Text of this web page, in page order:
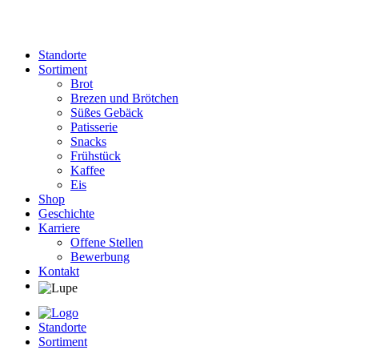
Standorte
Sortiment
Brot
Brezen und Brötchen
Süßes Gebäck
Patisserie
Snacks
Frühstück
Kaffee
Eis
Shop
Geschichte
Karriere
Offene Stellen
Bewerbung
Kontakt
Standorte
Sortiment